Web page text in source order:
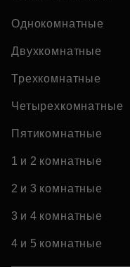
Однокомнатные
Двухкомнатные
Трехкомнатные
Четырехкомнатные
Пятикомнатные
1 и 2 комнатные
2 и 3 комнатные
3 и 4 комнатные
4 и 5 комнатные